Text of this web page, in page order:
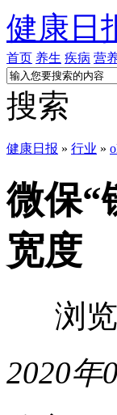
健康日
首页 养生 疾病 营
搜索
健康日报 » 行业 »
微保“
宽度
浏
2020年